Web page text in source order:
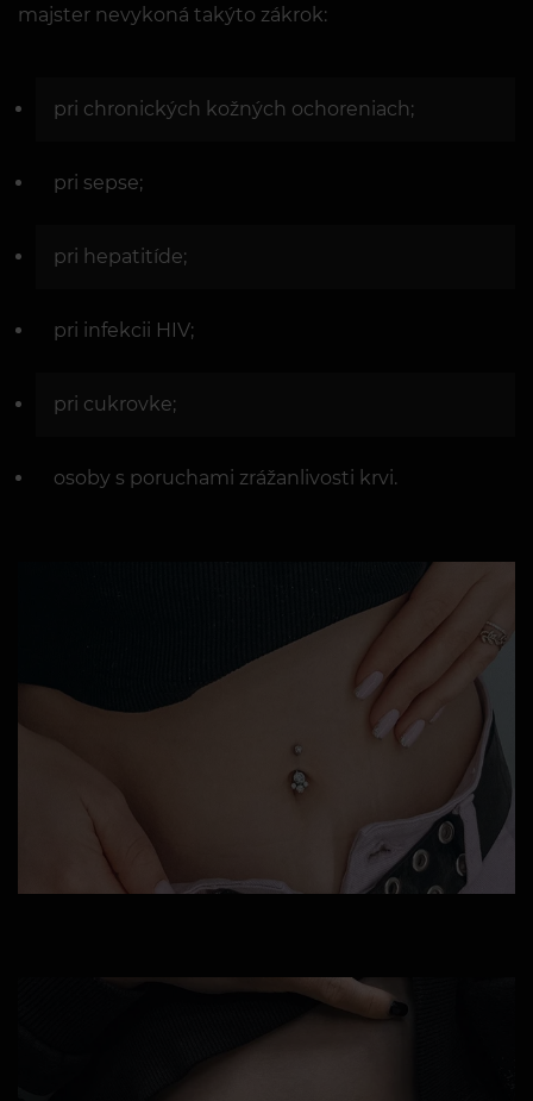
majster nevykoná takýto zákrok:
pri chronických kožných ochoreniach;
pri sepse;
pri hepatitíde;
pri infekcii HIV;
pri cukrovke;
osoby s poruchami zrážanlivosti krvi.